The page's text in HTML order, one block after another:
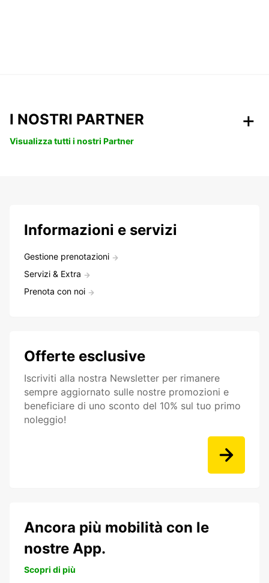
I NOSTRI PARTNER
Visualizza tutti i nostri Partner
Informazioni e servizi
Gestione prenotazioni
Servizi & Extra
Prenota con noi
Offerte esclusive
Iscriviti alla nostra Newsletter per rimanere
sempre aggiornato sulle nostre promozioni e
beneficiare di uno sconto del 10% sul tuo primo
noleggio!
Ancora più mobilità con le
nostre App.
Scopri di più